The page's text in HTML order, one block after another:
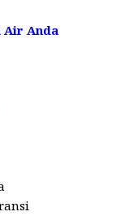
Air Anda